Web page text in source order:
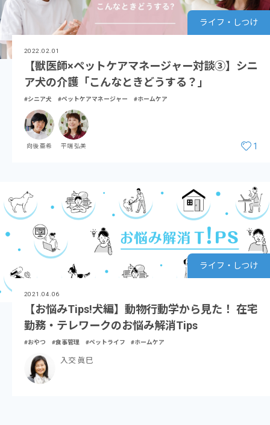
ライフ・しつけ
2022.02.01
【獣医師×ペットケアマネージャー対談③】シニ
ア犬の介護「こんなときどうする？」
#シニア犬 #ペットケアマネージャー #ホームケア
向後 亜希 平端 弘美 1
ライフ・しつけ
2021.04.06
【お悩みTips!犬編】動物行動学から見た！ 在宅
勤務・テレワークのお悩み解消Tips
#おやつ #食事管理 #ペットライフ #ホームケア
入交 眞巳